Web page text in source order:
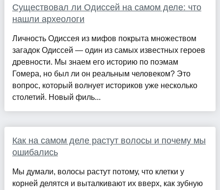
Существовал ли Одиссей на самом деле: что
нашли археологи
Личность Одиссея из мифов покрыта множеством
загадок Одиссей — один из самых известных героев
древности. Мы знаем его историю по поэмам
Гомера, но был ли он реальным человеком? Это
вопрос, который волнует историков уже несколько
столетий. Новый филь...
Как на самом деле растут волосы и почему мы
ошибались
Мы думали, волосы растут потому, что клетки у
корней делятся и выталкивают их вверх, как зубную